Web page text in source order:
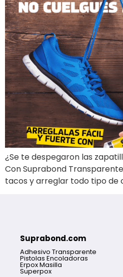
¿Se te despegaron las
Con Suprabond
tacos y arreglar todo tipo de
Suprabond.com
Adhesivo Transparente
Pistolas Encoladoras
Erpox Masilla
Superpox